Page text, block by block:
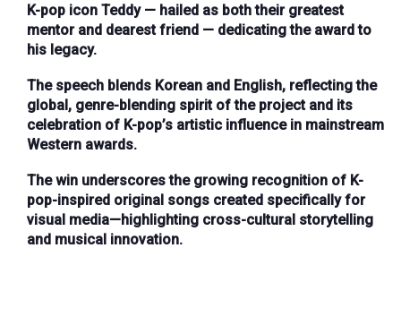
K-pop icon Teddy — hailed as both their greatest
mentor and dearest friend — dedicating the award to
his legacy.
The speech blends Korean and English, reflecting the
global, genre-blending spirit of the project and its
celebration of K-pop’s artistic influence in mainstream
Western awards.
The win underscores the growing recognition of K-
pop-inspired original songs created specifically for
visual media—highlighting cross-cultural storytelling
and musical innovation.